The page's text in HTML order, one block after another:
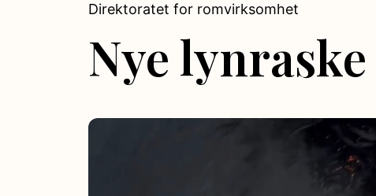
Direktoratet for romvirksomhet
Nye